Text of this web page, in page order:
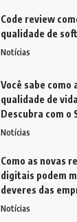
Code review
qualidade de
Notícias
Você sabe
qualidade de
Descubra com o
Notícias
Como as novas
digitais podem
deveres das
Notícias